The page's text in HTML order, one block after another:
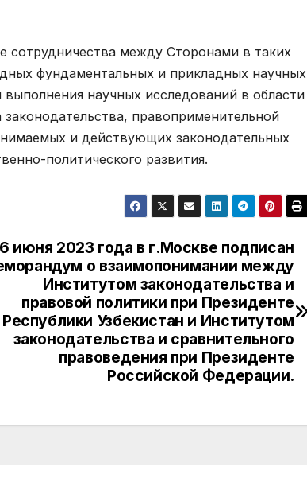
сотрудничества между Сторонами в таких
фундаментальных и прикладных научных
научных исследований в области
правоприменительной
и действующих законодательных
политического развития.
6 июня 2023 года в г.Москве подписан
о взаимопонимании между
Институтом законодательства и
правовой политики при Президенте
Республики Узбекистан и Институтом
законодательства и сравнительного
правоведения при Президенте
Российской Федерации.